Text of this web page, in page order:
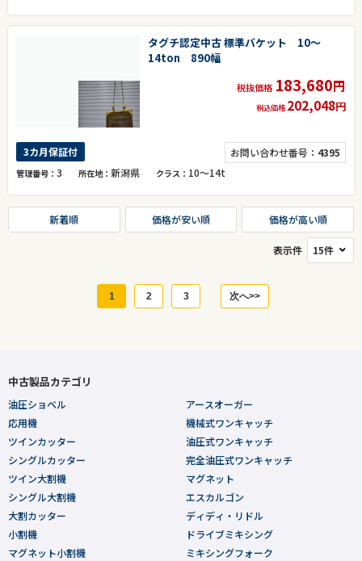
タグチ認定中古 標準バケット 10～
14ton 890幅
税抜価格 183,680円
税込価格 202,048円
お問い合わせ番号： 4395
3カ月保証付
管理番号 3 所在地 新潟県 クラス 10～14t
新着順 価格が安い順 価格が高い順
表示件
1 2 3 次へ>>
中古製品カテゴリ
油圧ショベル
応用機
ツインカッター
シングルカッター
ツイン大割機
シングル大割機
大割カッター
小割機
マグネット小割機
アースオーガー
機械式ワンキャッチ
油圧式ワンキャッチ
完全油圧式ワンキャッチ
マグネット
エスカルゴン
ディディ・リドル
ドライブミキシング
ミキシングフォーク